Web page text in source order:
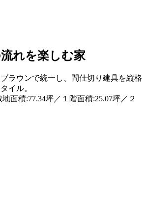
れを楽しむ家
ラウンで統一し、間仕切り建具を縦格
イル。
面積:77.34坪／１階面積:25.07坪／２